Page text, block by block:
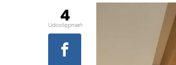
4
Udostępnień